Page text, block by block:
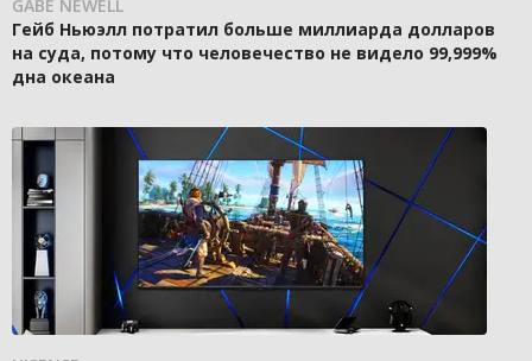
GABE NEWELL
Гейб Ньюэлл потратил больше миллиарда долларов
на суда, потому что человечество не видело 99,999%
дна океана